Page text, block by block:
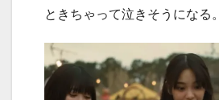
ときちゃって泣きそうになる。